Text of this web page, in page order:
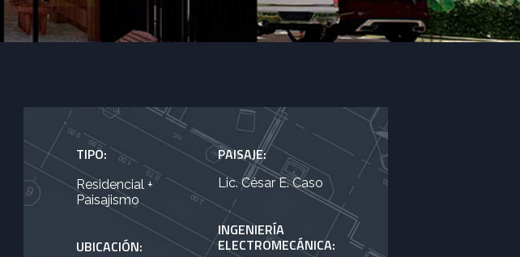
TIPO:
Residencial +
Paisajismo
UBICACIÓN:
PAISAJE:
Lic. César E. Caso
INGENIERÍA
ELECTROMECÁNICA: